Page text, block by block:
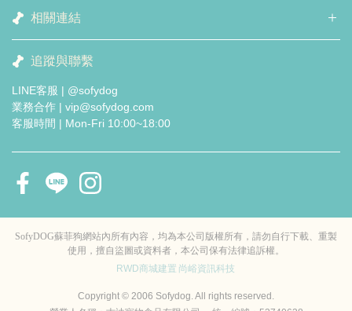
相關連結
追蹤與聯繫
LINE客服 | @sofydog
業務合作 | vip@sofydog.com
客服時間 | Mon-Fri 10:00~18:00
SofyDOG蘇菲狗網站內所有內容，均為本公司版權所有，請勿自行下載、重製
使用，擅自盜圖或資料者，本公司保有法律追訴權。
RWD商城建置 尚峪資訊科技
Copyright © 2006 Sofydog. All rights reserved.